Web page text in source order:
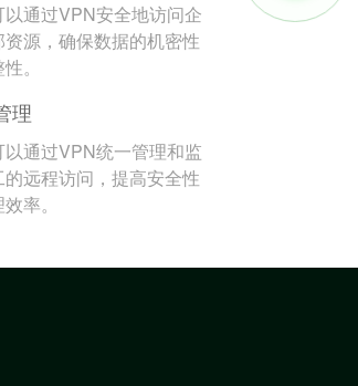
以通过VPN安全地访问企
资源，确保数据的机密性
。
理
以通过VPN统一管理和监
远程访问，提高安全性
率。